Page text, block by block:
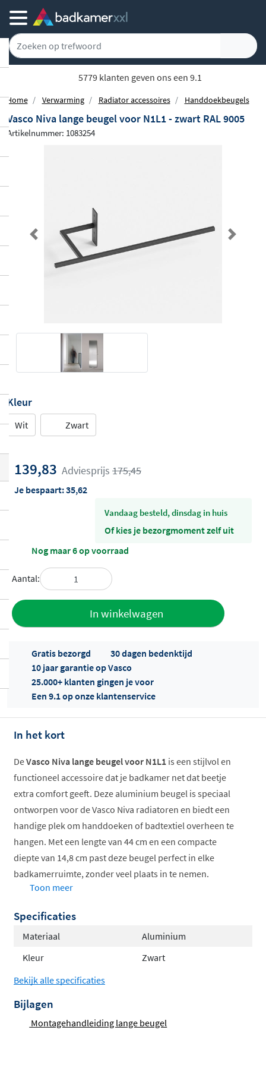
5779 klanten geven ons een 9.1
Home Verwarming Radiator accessoires Handdoekbeugels
Vasco Niva lange beugel voor N1L1 - zwart RAL 9005
Artikelnummer: 1083254
Previous Next
Kleur
Wit Zwart
139,83 Adviesprijs 175,45
Je bespaart:35,62
vandaag besteld, dinsdag in huis
Of kies je bezorgmoment zelf uit
Nog maar 6 op voorraad
Aantal:
In winkelwagen
Offertes
Gratis bezorgd
30 dagen bedenktijd
10 jaar garantie op Vasco
25.000+ klanten gingen je voor
Een 9.1 op onze klantenservice
In het kort
DeVasco Niva lange beugel voor N1L1 is een stijlvol en
functioneel accessoire dat je badkamer net dat beetje
extra comfort geeft. Deze aluminium beugel is speciaal
ontworpen voor de Vasco Niva radiatoren en biedt een
handige plek om handdoeken of badtextiel overheen te
hangen. Met een lengte van 44 cm en een compacte
diepte van 14,8 cm past deze beugel perfect in elke
badkamerruimte, zonder veel plaats in te nemen.
Links of rechts te monteren
Lichtgewicht aluminium constructie, slechts 0,6 kg
gebruiksgemak
Toon meer
Specificaties
Materiaal
Aluminium
Kleur
Zwart
Bekijk alle specificaties
Bijlagen
Montagehandleiding lange beugel